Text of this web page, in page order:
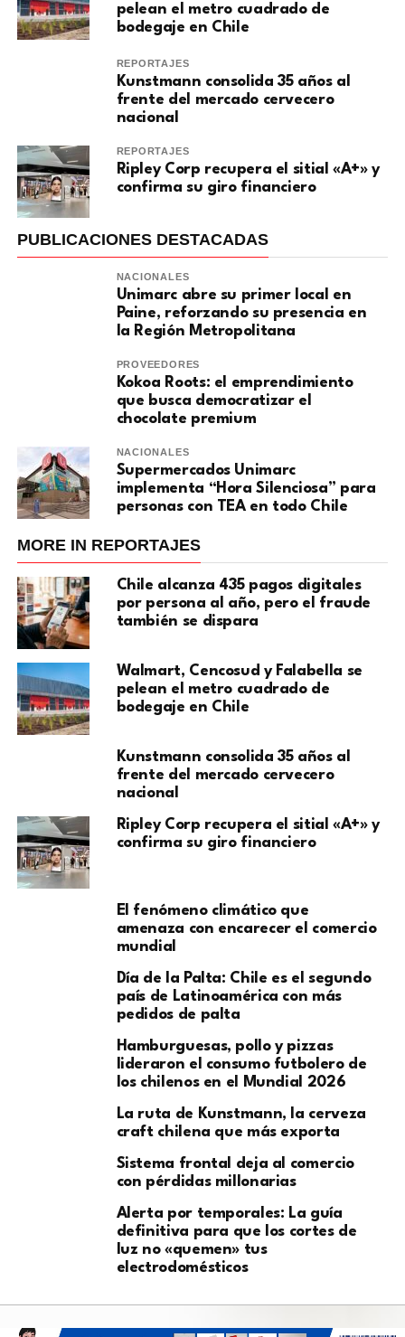
pelean el metro cuadrado de
bodegaje en Chile
REPORTAJES
Kunstmann consolida 35 años al
frente del mercado cervecero
nacional
REPORTAJES
Ripley Corp recupera el sitial «A+» y
confirma su giro financiero
PUBLICACIONES DESTACADAS
NACIONALES
Unimarc abre su primer local en
Paine, reforzando su presencia en
la Región Metropolitana
PROVEEDORES
Kokoa Roots: el emprendimiento
que busca democratizar el
chocolate premium
NACIONALES
Supermercados Unimarc
implementa “Hora Silenciosa” para
personas con TEA en todo Chile
MORE IN REPORTAJES
Chile alcanza 435 pagos digitales
por persona al año, pero el fraude
también se dispara
Walmart, Cencosud y Falabella se
pelean el metro cuadrado de
bodegaje en Chile
Kunstmann consolida 35 años al
frente del mercado cervecero
nacional
Ripley Corp recupera el sitial «A+» y
confirma su giro financiero
El fenómeno climático que
amenaza con encarecer el comercio
mundial
Día de la Palta: Chile es el segundo
país de Latinoamérica con más
pedidos de palta
Hamburguesas, pollo y pizzas
lideraron el consumo futbolero de
los chilenos en el Mundial 2026
La ruta de Kunstmann, la cerveza
craft chilena que más exporta
Sistema frontal deja al comercio
con pérdidas millonarias
Alerta por temporales: La guía
definitiva para que los cortes de
luz no «quemen» tus
electrodomésticos